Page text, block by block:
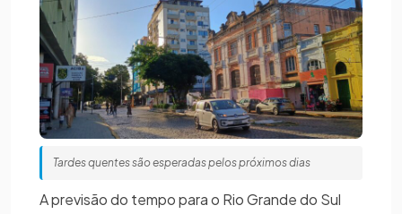
Tardes quentes são esperadas pelos próximos dias
A previsão do tempo para o Rio Grande do Sul